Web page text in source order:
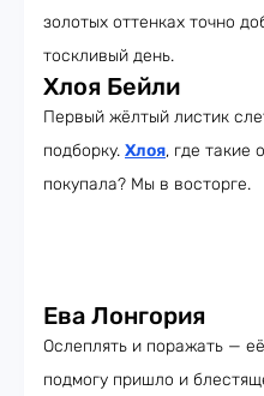
золотых оттенках точно
тоскливый день.
Хлоя Бейли
Первый жёлтый листик
подборку. Хлоя, где такие
покупала? Мы в восторге.
Ева Лонгория
Ослеплять и поражать —
подмогу пришло и